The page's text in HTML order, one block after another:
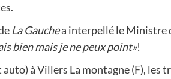
La Gauchea interpellé le Ministre
bien mais je ne peux point»!
à Villers La montagne (F), les